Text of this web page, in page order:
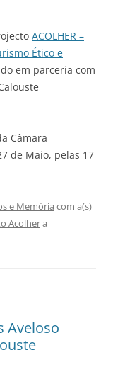
ACOLHER –
Ético e
em parceria com
Câmara
de Maio, pelas 17
e Memória com a(s)
Acolhera
Aveloso